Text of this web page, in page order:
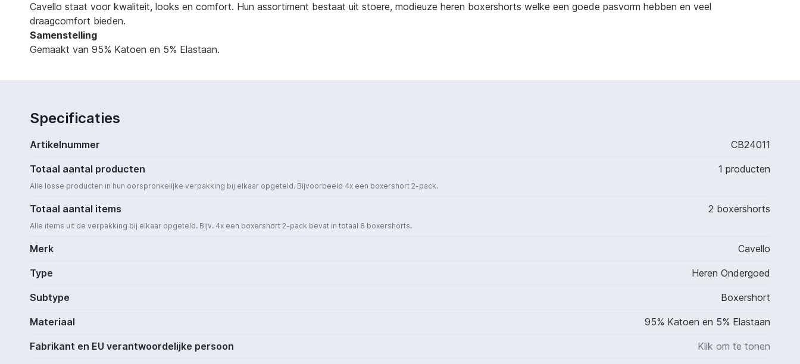
Cavello staat voor kwaliteit, looks en comfort. Hun assortiment bestaat uit stoere, modieuze heren boxershorts welke een goede pasvorm hebben en veel
draagcomfort bieden.
Samenstelling
Gemaakt van 95% Katoen en 5% Elastaan.
Specificaties
Artikelnummer CB24011
Totaal aantal producten 1 producten
Alle losse producten in hun oorspronkelijke verpakking bij elkaar opgeteld. Bijvoorbeeld 4x een boxershort 2-pack.
Totaal aantal items 2 boxershorts
Alle items uit de verpakking bij elkaar opgeteld. Bijv. 4x een boxershort 2-pack bevat in totaal 8 boxershorts.
Merk Cavello
Type Heren Ondergoed
Subtype Boxershort
Materiaal 95% Katoen en 5% Elastaan
Fabrikant en EU verantwoordelijke persoon Klik om te tonen